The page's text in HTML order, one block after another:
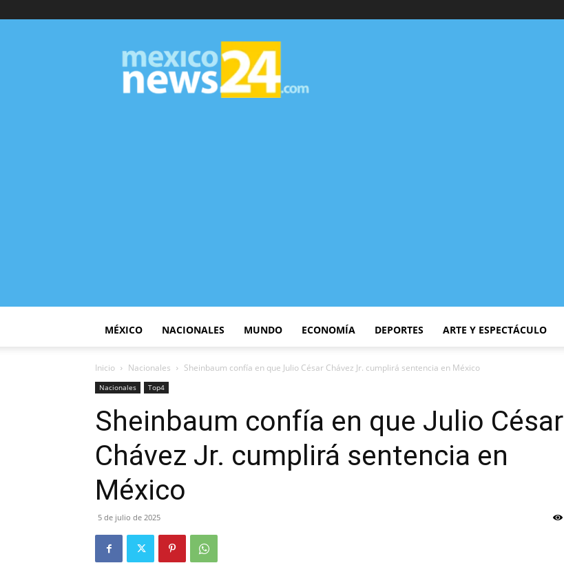
MexicoNews24
MÉXICO NACIONALES MUNDO ECONOMÍA DEPORTES ARTE Y ESPECTÁCULO
Inicio Nacionales Sheinbaum confía en que Julio César Chávez Jr. cumplirá sentencia en México
Nacionales Top4
Sheinbaum confía en que Julio César
Chávez Jr. cumplirá sentencia en
México
5 de julio de 2025